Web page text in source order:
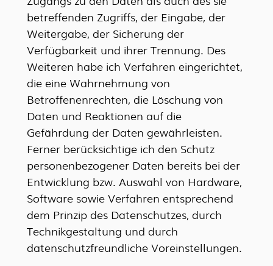
betreffenden Zugriffs, der Eingabe, der
Weitergabe, der Sicherung der
Verfügbarkeit und ihrer Trennung. Des
Weiteren habe ich Verfahren eingerichtet,
die eine Wahrnehmung von
Betroffenenrechten, die Löschung von
Daten und Reaktionen auf die
Gefährdung der Daten gewährleisten.
Ferner berücksichtige ich den Schutz
personenbezogener Daten bereits bei der
Entwicklung bzw. Auswahl von Hardware,
Software sowie Verfahren entsprechend
dem Prinzip des Datenschutzes, durch
Technikgestaltung und durch
datenschutzfreundliche Voreinstellungen.